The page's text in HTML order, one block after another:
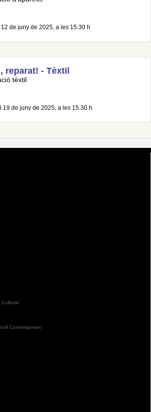
de juny de 2025, a les 15.30 h
reparat! - Tèxtil
tèxtil
19 de juny de 2025, a les 15.30 h
Cultural
Contemporani